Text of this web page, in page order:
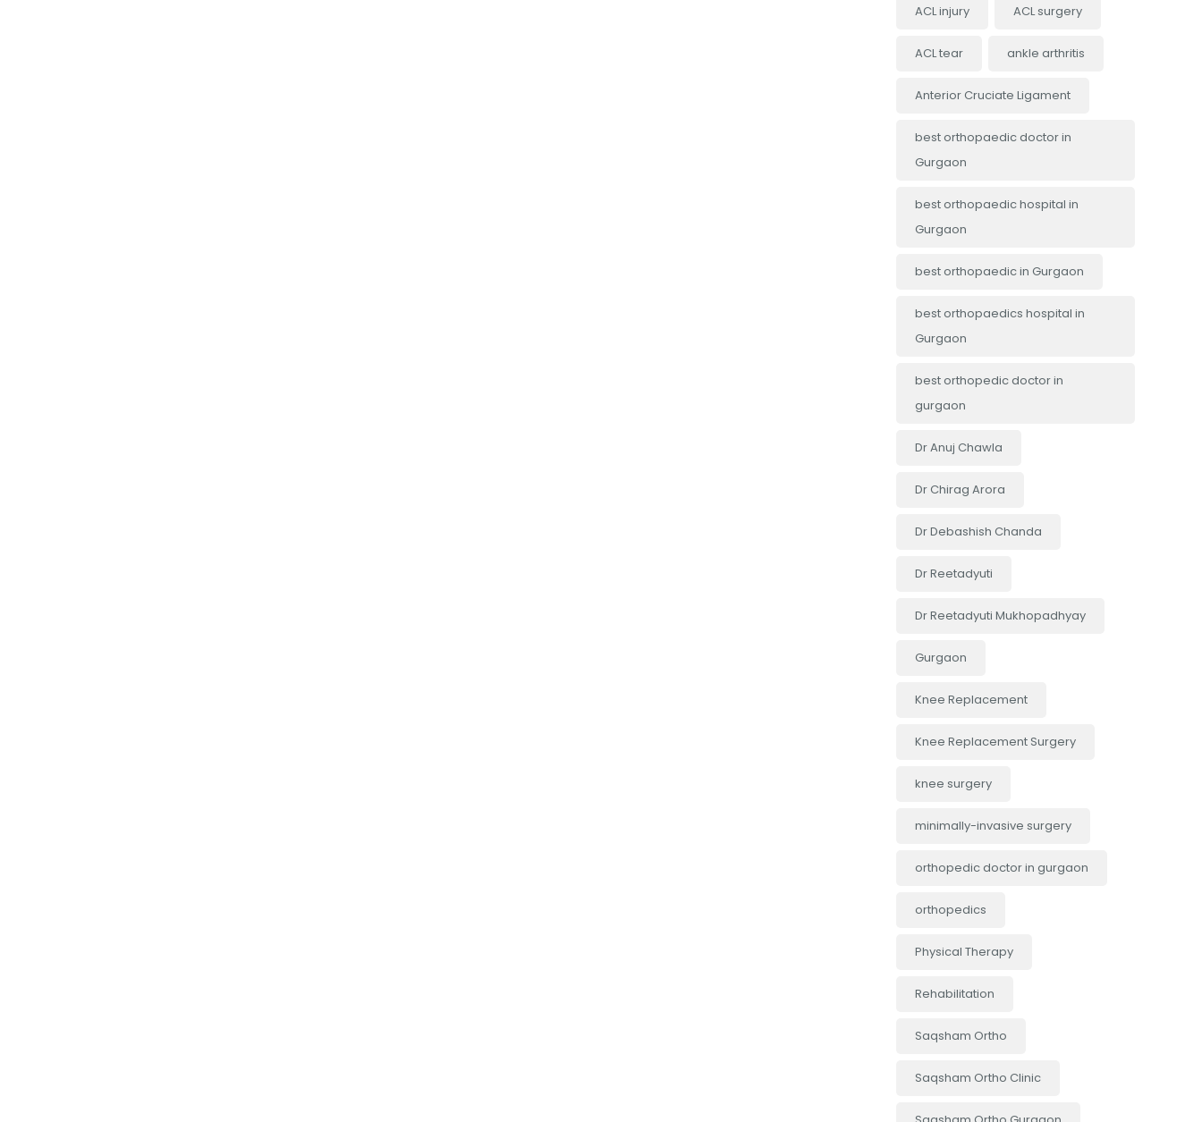
ACL injury ACL surgery
ACL tear ankle arthritis
Anterior Cruciate Ligament
best orthopaedic doctor in
Gurgaon
best orthopaedic hospital in
Gurgaon
best orthopaedic in Gurgaon
best orthopaedics hospital in
Gurgaon
best orthopedic doctor in
gurgaon
Dr Anuj Chawla
Dr Chirag Arora
Dr Debashish Chanda
Dr Reetadyuti
Dr Reetadyuti Mukhopadhyay
Gurgaon
Knee Replacement
Knee Replacement Surgery
knee surgery
minimally-invasive surgery
orthopedic doctor in gurgaon
orthopedics
Physical Therapy
Rehabilitation
Saqsham Ortho
Saqsham Ortho Clinic